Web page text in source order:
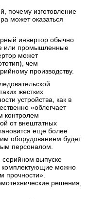
почему изготовление
может оказаться
инвертор обычно
или промышленные
может
чем
производству.
жестких
устройства, как в
«облегчает
контролем
от внештатных
еще более
оборудованием будет
персоналом.
серийном выпуске
комплектующие можно
прочности».
решения,